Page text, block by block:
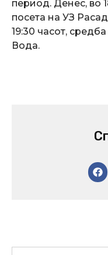
период. Денес, во
посета на УЗ
19:30 часот,
Вода.